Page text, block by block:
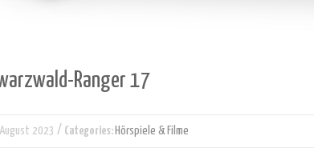
Ranger 17
2023 / Categories: Hörspiele & Filme